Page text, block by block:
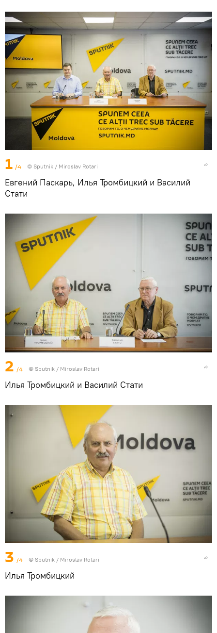
1 /4 © Sputnik / Miroslav Rotari
Евгений Паскарь, Илья Тромбицкий и Василий
Стати
2 /4 © Sputnik / Miroslav Rotari
Илья Тромбицкий и Василий Стати
3 /4 © Sputnik / Miroslav Rotari
Илья Тромбицкий